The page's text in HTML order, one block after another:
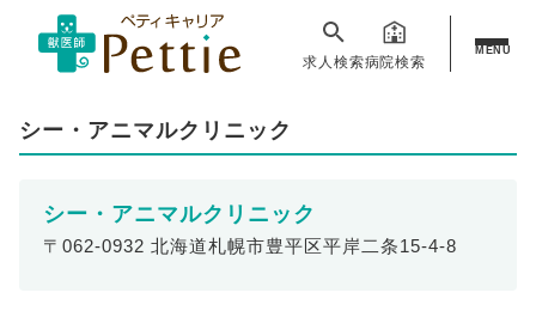
求人検索病院検索
MENU
シー・アニマルクリニック
シー・アニマルクリニック
〒062-0932 北海道札幌市豊平区平岸二条15-4-8